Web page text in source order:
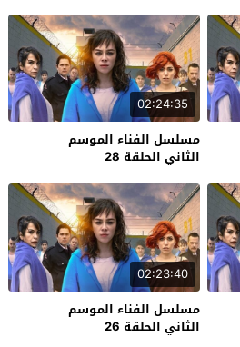
02:24:35
مسلسل الفناء الموسم
الثاني الحلقة 28
02:23:40
مسلسل الفناء الموسم
الثاني الحلقة 26